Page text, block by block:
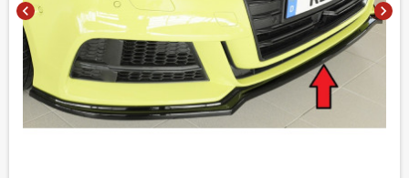
chevron_left chevron_right